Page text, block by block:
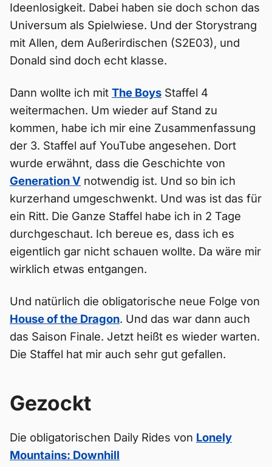
Ideenlosigkeit. Dabei haben sie doch schon das
Universum als Spielwiese. Und der Storystrang
mit Allen, dem Außerirdischen (S2E03), und
Donald sind doch echt klasse.
Dann wollte ich mit The Boys Staffel 4
weitermachen. Um wieder auf Stand zu
kommen, habe ich mir eine Zusammenfassung
der 3. Staffel auf YouTube angesehen. Dort
wurde erwähnt, dass die Geschichte von
Generation V notwendig ist. Und so bin ich
kurzerhand umgeschwenkt. Und was ist das für
ein Ritt. Die Ganze Staffel habe ich in 2 Tage
durchgeschaut. Ich bereue es, dass ich es
eigentlich gar nicht schauen wollte. Da wäre mir
wirklich etwas entgangen.
Und natürlich die obligatorische neue Folge von
House of the Dragon. Und das war dann auch
das Saison Finale. Jetzt heißt es wieder warten.
Die Staffel hat mir auch sehr gut gefallen.
Gezockt
Die obligatorischen Daily Rides von Lonely
Mountains: Downhill